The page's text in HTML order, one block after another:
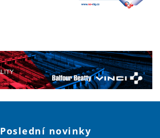
Poslední novinky